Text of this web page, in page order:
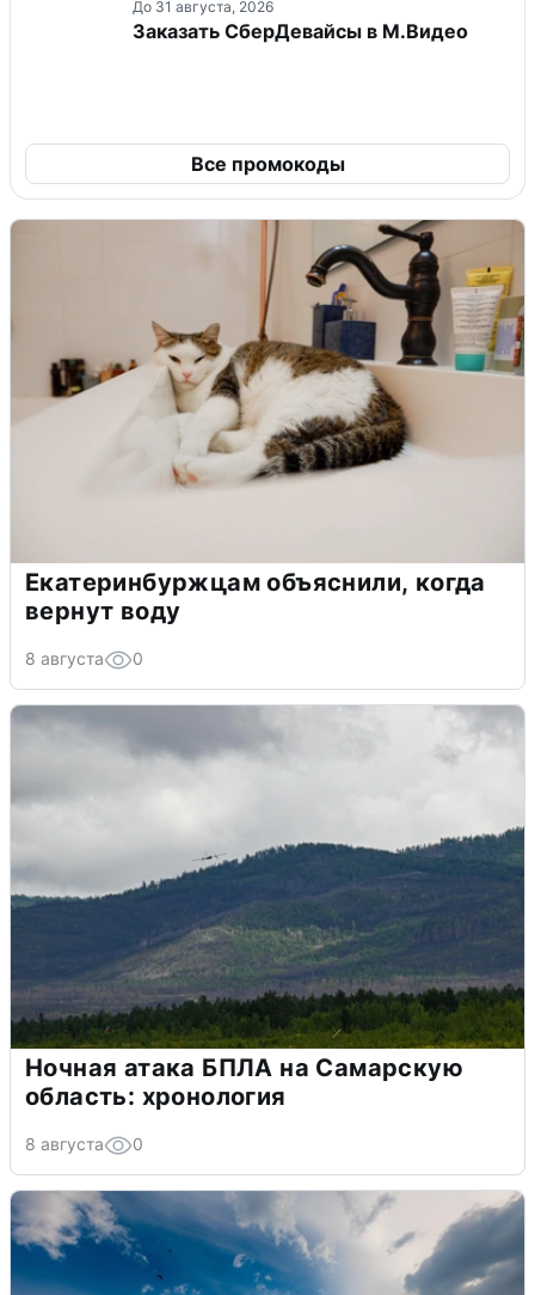
До 31 августа, 2026
Заказать СберДевайсы в М.Видео
Все промокоды
Екатеринбуржцам объяснили, когда
вернут воду
8 августа 0
Ночная атака БПЛА на Самарскую
область: хронология
8 августа 0